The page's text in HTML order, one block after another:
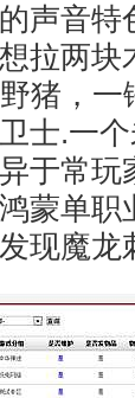
声音特
拉两块
猪，一
士.一
于常玩
蒙单职
现魔龙